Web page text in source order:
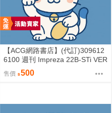
【ACG網路書店】(代訂)309612
6100 週刊 Impreza 22B-STi VER
SION をつくる (8)
售價 500